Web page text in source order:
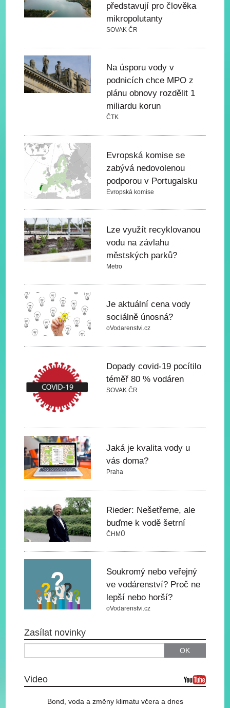
představují pro člověka
mikropolutanty
SOVAK ČR
Na úsporu vody v
podnicích chce MPO z
plánu obnovy rozdělit 1
miliardu korun
ČTK
Evropská komise se
zabývá nedovolenou
podporou v Portugalsku
Evropská komise
Lze využít recyklovanou
vodu na závlahu
městských parků?
Metro
Je aktuální cena vody
sociálně únosná?
oVodarenstvi.cz
Dopady covid-19 pocítilo
téměř 80 % vodáren
SOVAK ČR
Jaká je kvalita vody u
vás doma?
Praha
Rieder: Nešetřeme, ale
buďme k vodě šetrní
ČHMŮ
Soukromý nebo veřejný
ve vodárenství? Proč ne
lepší nebo horší?
oVodarenstvi.cz
Zasílat novinky
OK
Video
Bond, voda a změny klimatu včera a dnes